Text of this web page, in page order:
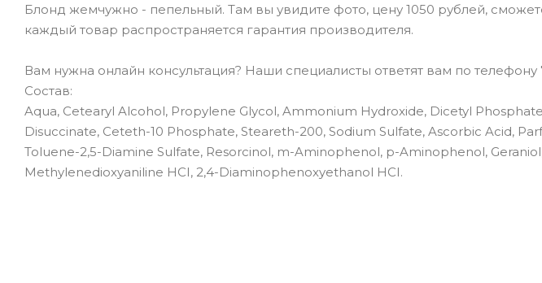
Блонд жемчужно - пепельный. Там вы увидите фото, цену 1050 рублей,
каждый товар распространяется гарантия производителя.
Вам нужна онлайн консультация? Наши специалисты ответят вам по телефону
Состав:
Aqua, Cetearyl Alcohol, Propylene Glycol, Ammonium Hydroxide, Dicetyl
Disuccinate, Ceteth-10 Phosphate, Steareth-200, Sodium Sulfate, Ascorbic Acid,
Toluene-2,5-Diamine Sulfate, Resorcinol, m-Aminophenol, p-Aminophenol,
Methylenedioxyaniline HCI, 2,4-Diaminophenoxyethanol HCI.